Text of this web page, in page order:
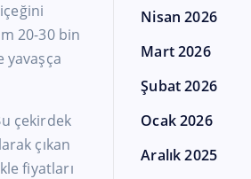
20-30 bin
yavaşça
çekirdek
çıkan
fiyatları
Nisan 2026
Mart 2026
Şubat 2026
Ocak 2026
Aralık 2025